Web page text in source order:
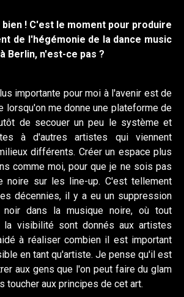
bien ! C'est le moment pour produire
de l'hégémonie de la dance music
Berlin, n'est-ce pas ?
importante pour moi à l'avenir est de
lorsqu'on me donne une plateforme de
de secouer un peu le système et
à d'autres artistes qui viennent
différents. Créer un espace plus
comme moi, pour que je ne sois pas
noire sur les line-up. C'est tellement
décennies, il y a eu un suppression
dans la musique noire, où tout
la visibilité sont donnés aux artistes
à réaliser combien il est important
en tant qu'artiste. Je pense qu'il est
aux gens que l'on peut faire du glam
toucher aux principes de cet art.